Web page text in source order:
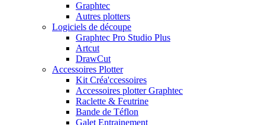
Graphtec
Autres plotters
Logiciels de découpe
Graphtec Pro Studio Plus
Artcut
DrawCut
Accessoires Plotter
Kit Créa'ccessoires
Accessoires plotter Graphtec
Raclette & Feutrine
Bande de Téflon
Galet Entrainement